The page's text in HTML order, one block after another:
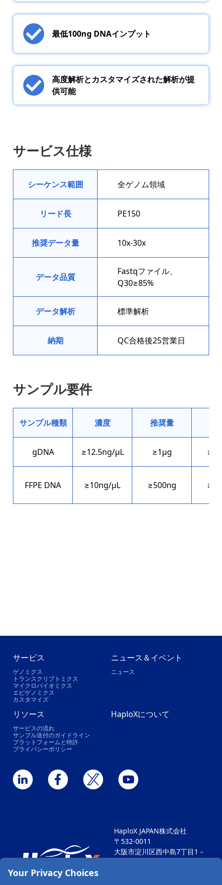
最低100ng DNAインプット
高度解析とカスタマイズされた解析が提
供可能
サービス仕様
シーケンス範囲 全ゲノム領域
リード長 PE150
推奨データ量 10x-30x
データ品質
Fastqファイル、
Q30≥85%
データ解析 標準解析
納期 QC合格後25営業日
サンプル要件
サンプル種類 濃度 推奨量
gDNA ≥12.5ng/μL ≥1μg
FFPE DNA ≥10ng/μL ≥500ng
サービス
ゲノミクス
トランスクリプトミクス
マイクロバイオミクス
エピゲノミクス
カスタマイズ
ニュース＆イベント
ニュース
リソース
サービスの流れ
サンプル送付のガイドライン
プラットフォームと特許
プライバシーポリシー
HaploXについて
HaploX JAPAN株式会社
〒532-0011
大阪市淀川区西中島7丁目1－
Your Privacy Choices